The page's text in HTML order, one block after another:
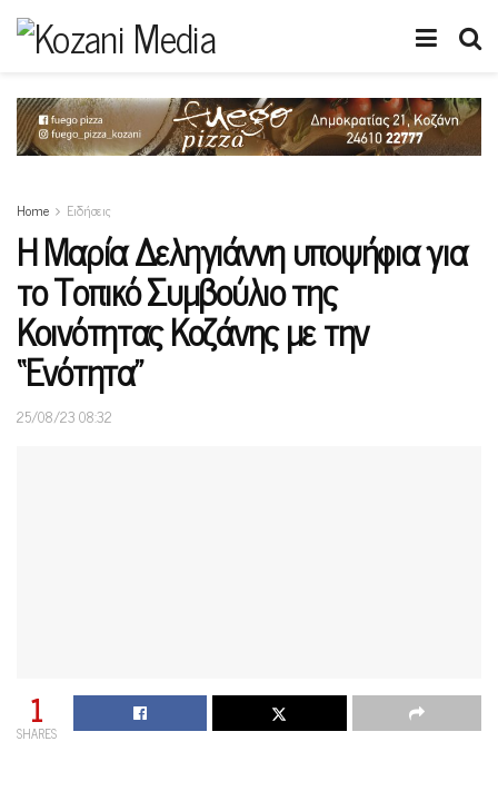
Home Ειδήσεις
Η Μαρία Δεληγιάννη υποψήφια για
το Τοπικό Συμβούλιο της
Κοινότητας Κοζάνης με την
“Ενότητα”
25/08/23 08:32
1
SHARES